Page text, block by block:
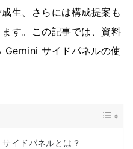
生、さらには構成提案も
す。この記事では、資料
Gemini サイドパネルの使
イドパネルとは？